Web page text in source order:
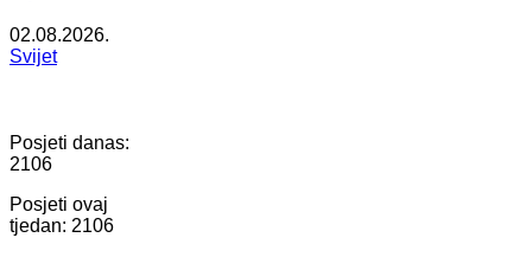
02.08.2026.
Svijet
Posjeti danas:
2106
Posjeti ovaj
tjedan: 2106